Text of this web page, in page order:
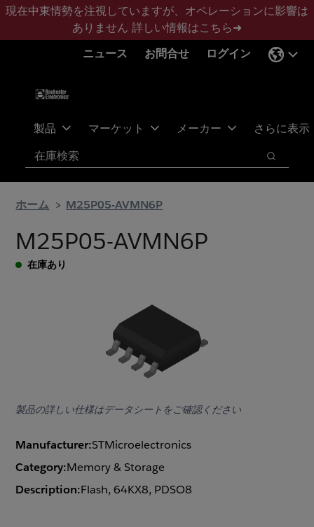
メ
ン
フ
タ
現在中東情勢を注視していますが、オペレーションに影響は
ありません 詳しい情報はこちら➜
ニュース
お問合せ ログイン
製品 マーケット メーカー さらに表示
検索
検索
ホーム M25P05-AVMN6P
M25P05-AVMN6P
在庫あり
製品の詳しい仕様はデータシートをご確認ください
Manufacturer:STMicroelectronics
Category:Memory & Storage
Description:Flash, 64KX8, PDSO8